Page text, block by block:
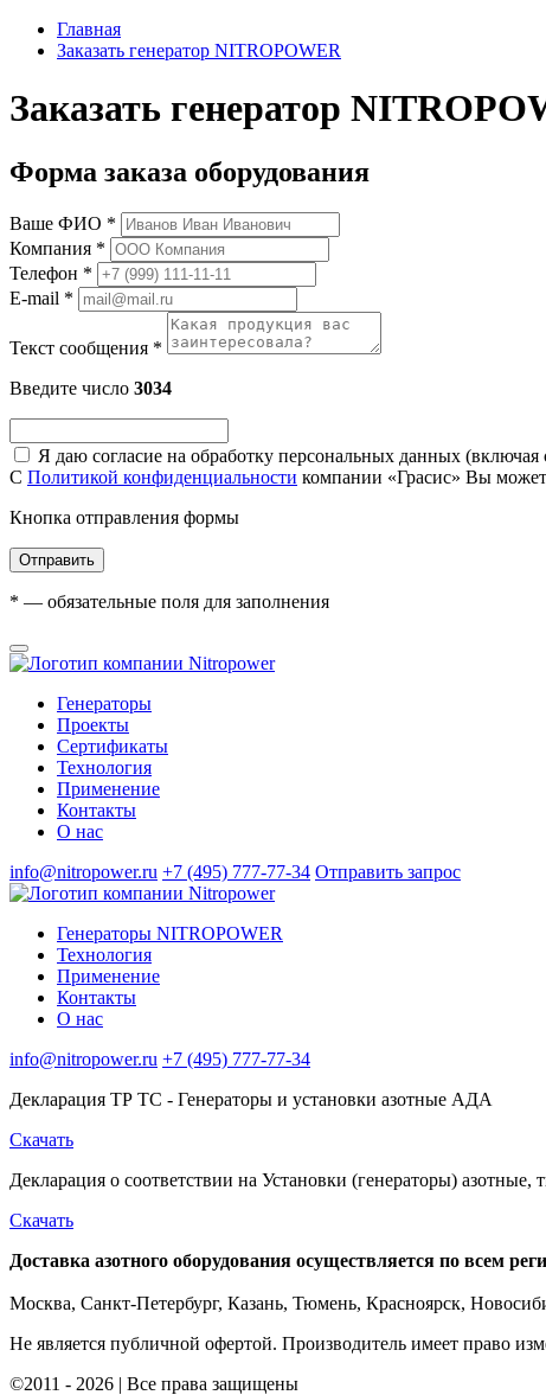
Главная
Заказать генератор NITROPOWER
Заказать генератор
Форма заказа оборудования
Ваше ФИО *
Компания *
Телефон *
E-mail *
Текст сообщения *
Введите число 3034
Я даю согласие на обработку персональных данных (включая
С Политикой конфиденциальности компании «Грасис» Вы
Кнопка отправления формы
Отправить
* — обязательные поля для заполнения
Генераторы
Проекты
Сертификаты
Технология
Применение
Контакты
О нас
info@nitropower.ru +7 (495) 777-77-34 Отправить запрос
Генераторы NITROPOWER
Технология
Применение
Контакты
О нас
info@nitropower.ru +7 (495) 777-77-34
Декларация ТР ТС - Генераторы и установки азотные АДА
Скачать
Декларация о соответствии на Установки (генераторы)
Скачать
Доставка азотного оборудования осуществляется по всем
Москва, Санкт-Петербург, Казань, Тюмень, Красноярск,
Не является публичной офертой. Производитель имеет право
©2011 - 2026 | Все права защищены